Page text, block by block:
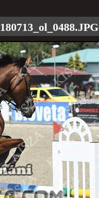
180713_ol_0488.JPG